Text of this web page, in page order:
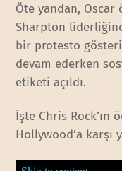
Öte yandan,
Sharpton
bir protesto
devam ederken
etiketi açıldı.
İşte Chris Rock’ın
Hollywood’a karşı